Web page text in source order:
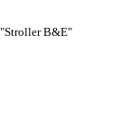
"Stroller B&E"